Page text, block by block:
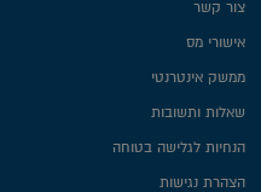
צור קשר
אישורי מס
ממשק אינטרנטי
שאלות ותשובות
הנחיות לגלישה בטוחה
הצהרת נגישות